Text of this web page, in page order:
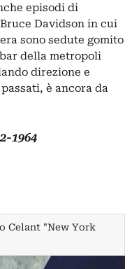
episodi di
Davidson in cui
sono sedute gomito
della metropoli
direzione e
è ancora da
1964
Celant "New York